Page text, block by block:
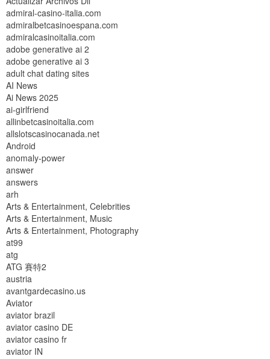
admiral-casino-italia.com
admiralbetcasinoespana.com
admiralcasinoitalia.com
adobe generative ai 2
adobe generative ai 3
adult chat dating sites
AI News
Ai News 2025
ai-girlfriend
allinbetcasinoitalia.com
allslotscasinocanada.net
Android
anomaly-power
answer
answers
arh
Arts & Entertainment, Celebrities
Arts & Entertainment, Music
Arts & Entertainment, Photography
at99
atg
ATG 賽特2
austria
avantgardecasino.us
Aviator
aviator brazil
aviator casino DE
aviator casino fr
aviator IN